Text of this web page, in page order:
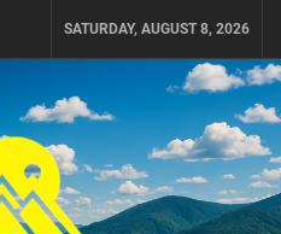
SATURDAY, AUGUST 8, 2026